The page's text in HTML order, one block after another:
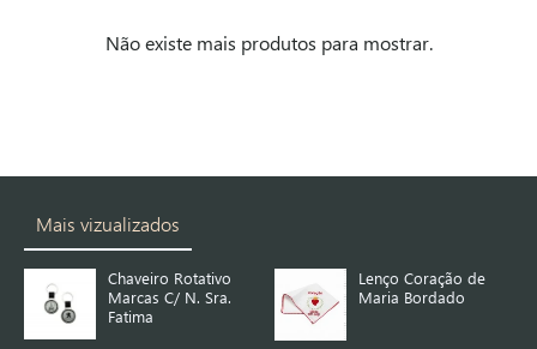
Não existe mais produtos para mostrar.
Mais vizualizados
Chaveiro Rotativo
Marcas C/ N. Sra.
Fatima
Lenço Coração de
Maria Bordado